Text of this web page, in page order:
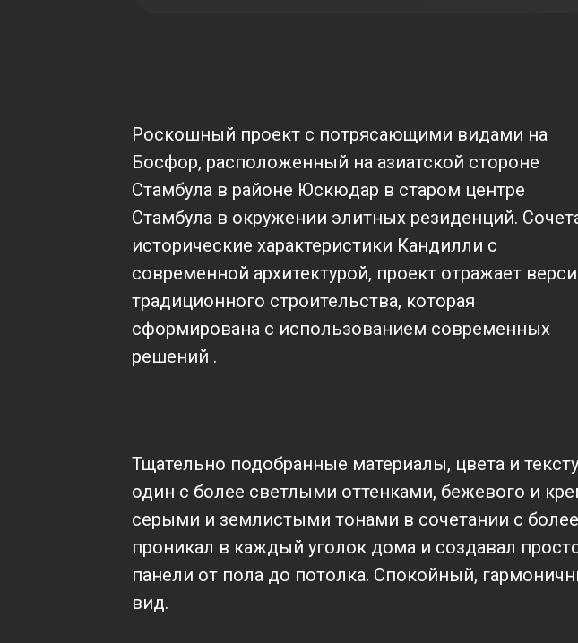
Роскошный проект с потрясающими видами на
Босфор, расположенный на азиатской стороне
Стамбула в районе Юскюдар в старом центре
Стамбула в окружении элитных резиденций.
исторические характеристики Кандилли с
современной архитектурой, проект отражает
традиционного строительства, которая
сформирована с использованием современных
решений .
Тщательно подобранные материалы, цвета и
один с более светлыми оттенками, бежевого и
серыми и землистыми тонами в сочетании с
проникал в каждый уголок дома и создавал
панели от пола до потолка. Спокойный,
вид.